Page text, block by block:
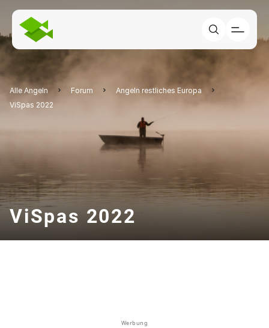
Alle Angeln Forum
Angeln restliches Europa
ViSpas 2022
ViSpas 2022
Werbung